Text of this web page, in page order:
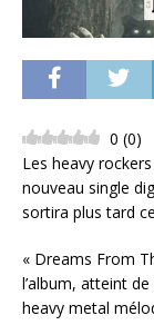
0 (0)
Les heavy
nouveau single
sortira plus tard
« Dreams From
l’album, atteint
heavy metal